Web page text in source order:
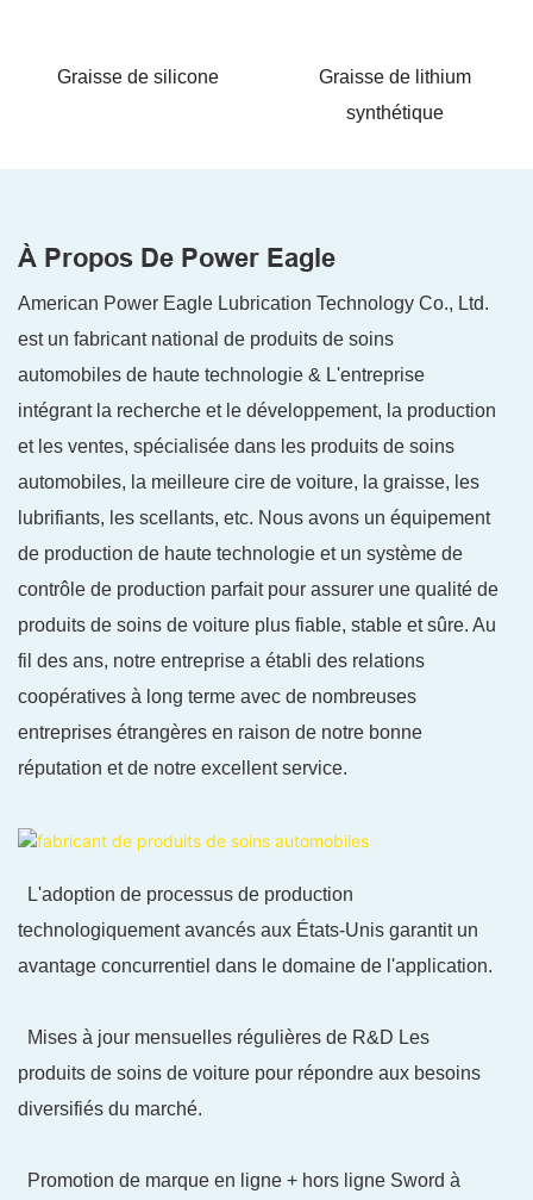
Graisse de silicone
Graisse de lithium
synthétique
À Propos De Power Eagle
American Power Eagle Lubrication Technology Co., Ltd.
est un fabricant national de produits de soins
automobiles de haute technologie & L'entreprise
intégrant la recherche et le développement, la production
et les ventes, spécialisée dans les produits de soins
automobiles, la meilleure cire de voiture, la graisse, les
lubrifiants, les scellants, etc. Nous avons un équipement
de production de haute technologie et un système de
contrôle de production parfait pour assurer une qualité de
produits de soins de voiture plus fiable, stable et sûre. Au
fil des ans, notre entreprise a établi des relations
coopératives à long terme avec de nombreuses
entreprises étrangères en raison de notre bonne
réputation et de notre excellent service.
L'adoption de processus de production
technologiquement avancés aux États-Unis garantit un
avantage concurrentiel dans le domaine de l'application.
Mises à jour mensuelles régulières de R&D Les
produits de soins de voiture pour répondre aux besoins
diversifiés du marché.
Promotion de marque en ligne + hors ligne Sword à